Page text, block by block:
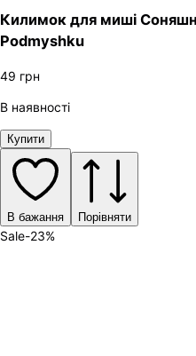
Килимок для миші
Podmyshku
49 грн
В наявності
Купити
В бажання Порівняти
Sale-23%